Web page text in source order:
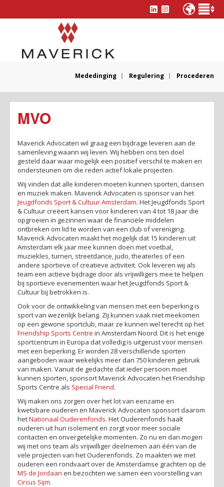
Mededinging Regulering Procederen
MVO
Maverick Advocaten wil graag een bijdrage leveren aan de
samenleving waarin wij leven. Wij hebben ons ten doel
gesteld daar waar mogelijk een positief verschil te maken en
ondersteunen om die reden actief lokale projecten.
Wij vinden dat alle kinderen moeten kunnen sporten, dansen
en muziek maken. Maverick Advocaten is sponsor van het
Jeugdfonds Sport & Cultuur Amsterdam. Het Jeugdfonds Sport
& Cultuur creëert kansen voor kinderen van 4 tot 18 jaar die
opgroeien in gezinnen waar de financiële middelen
ontbreken om lid te worden van een club of vereniging.
Maverick Advocaten maakt het mogelijk dat 15 kinderen uit
Amsterdam elk jaar mee kunnen doen met voetbal,
muziekles, turnen, streetdance, judo, theaterles of een
andere sportieve of creatieve activiteit. Ook leveren wij als
team een actieve bijdrage door als vrijwilligers mee te helpen
bij sportieve evenementen waar het Jeugdfonds Sport &
Cultuur bij betrokken is.
Ook voor de ontwikkeling van mensen met een beperking is
sport van wezenlijk belang. Zij kunnen vaak niet meekomen
op een gewone sportclub, maar ze kunnen wel terecht op het
Friendship Sports Centre in Amsterdam Noord. Dit is het enige
sportcentrum in Europa dat volledig is uitgerust voor mensen
met een beperking. Er worden 28 verschillende sporten
aangeboden waar wekelijks meer dan 750 kinderen gebruik
van maken. Vanuit de gedachte dat ieder persoon moet
kunnen sporten, sponsort Maverick Advocaten het Friendship
Sports Centre als Special Friend.
Wij maken ons zorgen over het lot van eenzame en
kwetsbare ouderen en Maverick Advocaten sponsort daarom
hetNationaal Ouderenfonds. Het Ouderenfonds haalt
ouderen uit hun isolement en zorgt voor meer sociale
contacten en onvergetelijke momenten. Zo nu en dan mogen
wij met ons team als vrijwilliger deelnemen aan één van de
vele projecten van het Ouderenfonds. Zo maakten we met
ouderen een rondvaart over de Amsterdamse grachten op de
MS de Jordaan en bezochten we samen een voorstelling van
Circus Sijm.